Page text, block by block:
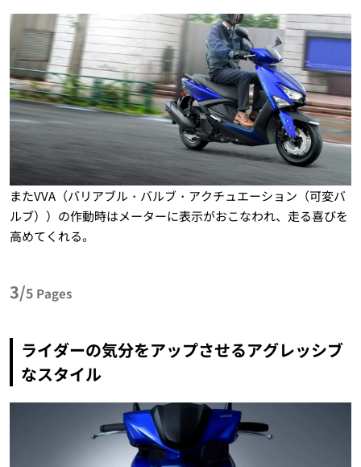
またVVA（バリアブル・バルブ・アクチュエーション（可変バ
ルブ））の作動時はメーターに表示がおこなわれ、走る喜びを
高めてくれる。
3/5 Pages
ライダーの気分をアップさせるアグレッシブ
なスタイル